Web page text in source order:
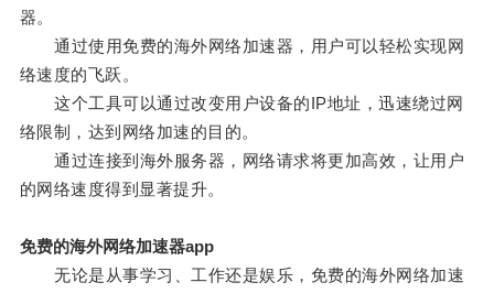
器。
通过使用免费的海外网络加速器，用户可以轻松实现网
络速度的飞跃。
这个工具可以通过改变用户设备的IP地址，迅速绕过网
络限制，达到网络加速的目的。
通过连接到海外服务器，网络请求将更加高效，让用户
的网络速度得到显著提升。
免费的海外网络加速器app
无论是从事学习、工作还是娱乐，免费的海外网络加速